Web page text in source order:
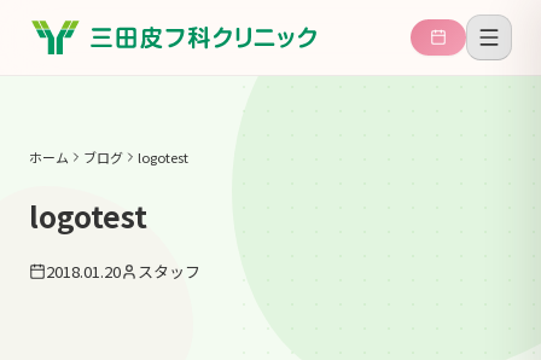
ホーム ブログ logotest
logotest
2018.01.20 スタッフ